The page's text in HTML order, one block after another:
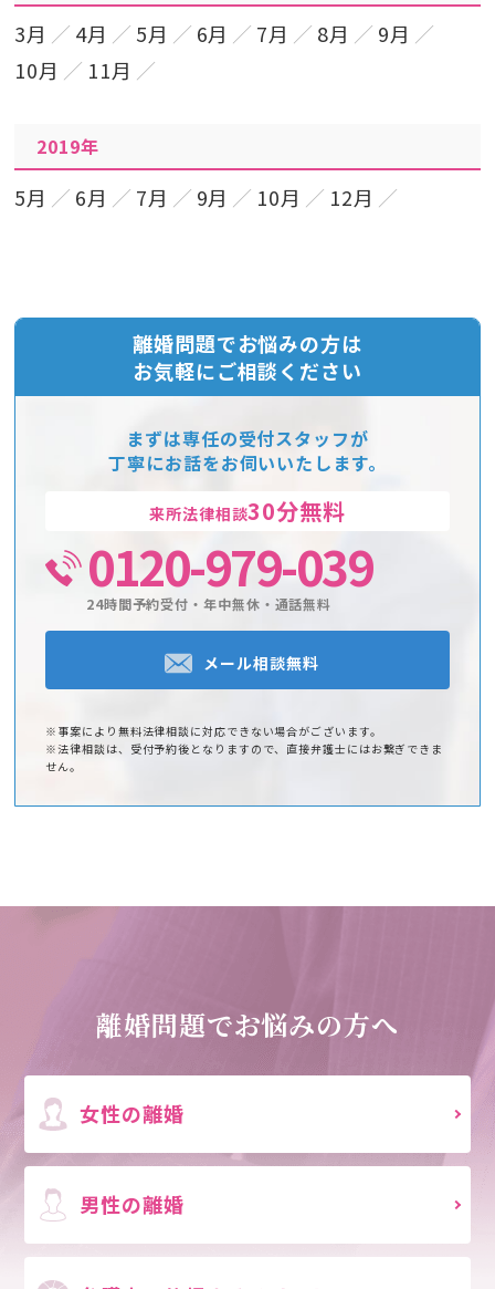
3月 4月 5月 6月 7月 8月
9月
10月
11月
2019年
5月 6月 7月 9月 10月 12月
離婚問題でお悩みの方は
お気軽にご相談ください
まずは専任の受付スタッフが
丁寧にお話をお伺いいたします。
来所法律相談30分無料
0120-979-039
24時間予約受付・年中無休・通話無料
メール相談無料
※事案により無料法律相談に対応できない場合がございます。
※法律相談は、受付予約後となりますので、直接弁護士にはお繋ぎできま
せん。
離婚問題でお悩みの方へ
女性の離婚
男性の離婚